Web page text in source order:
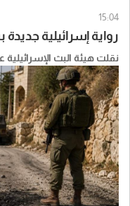
15:04
رواية إسرائيلية
نقلت هيئة البث